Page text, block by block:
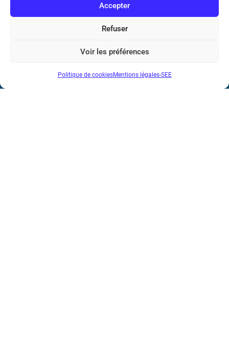
Accepter
Refuser
Voir les préférences
Politique de cookiesMentions légales-SEE
Société de l’Electricité, de l’Electronique et des Technologies